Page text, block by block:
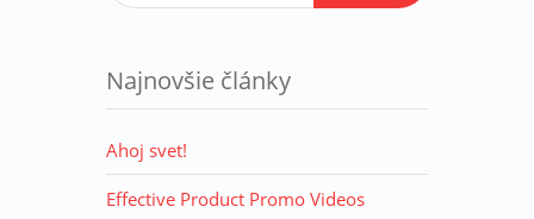
Najnovšie články
Ahoj svet!
Effective Product Promo Videos